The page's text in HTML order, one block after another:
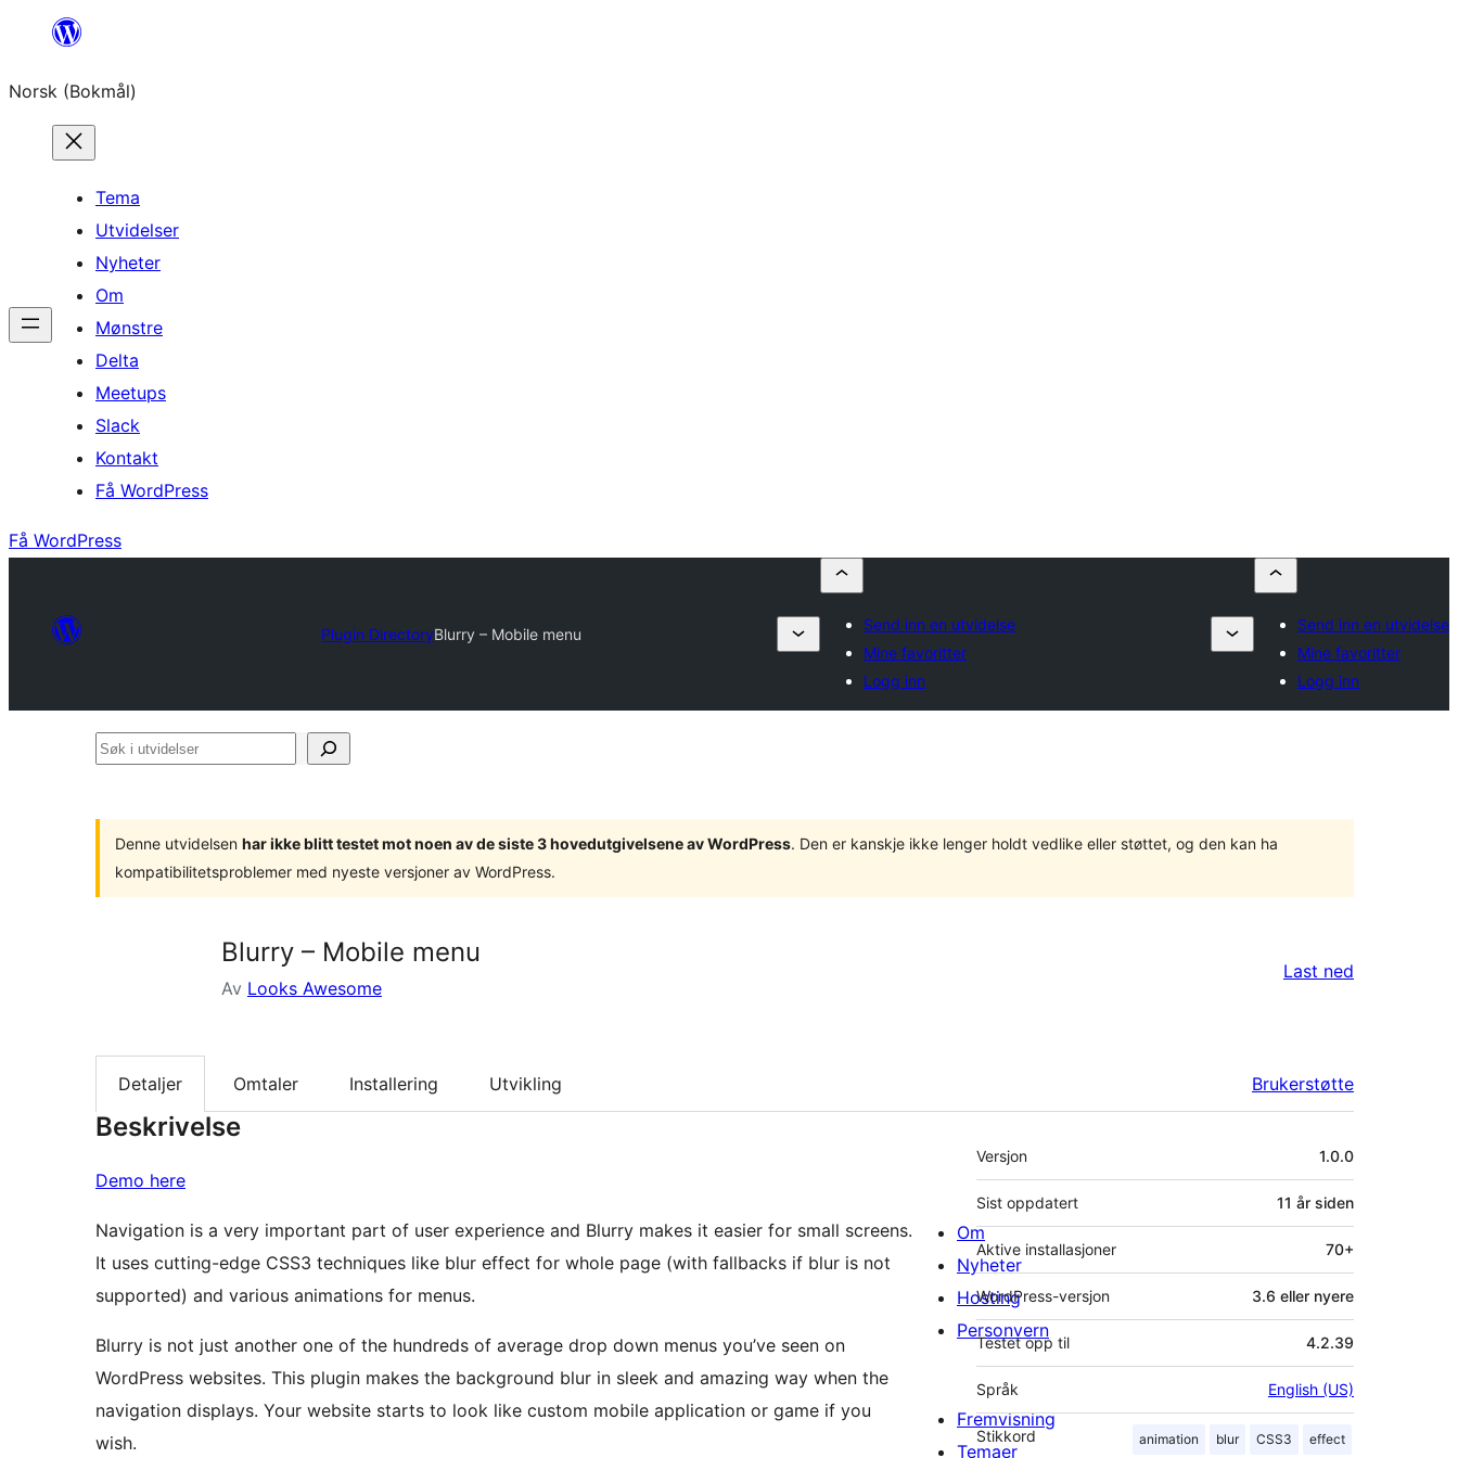
Hopp
innhold
Norsk (Bokmål)
Tema
Utvidelser
Nyheter
Om
Mønstre
Delta
Meetups
Slack
Kontakt
Få WordPress
Få WordPress
Plugin DirectoryBlurry – Mobile menu
Send inn en utvidelse
Mine favoritter
Logg inn
Send inn en utvidelse
Mine favoritter
Logg inn
Søk
Denne utvidelsen har ikke blitt testet mot noen av de siste 3 hovedutgivelsene av WordPress. Den er kanskje ikke lenger holdt vedlike eller støttet, og den kan ha
kompatibilitetsproblemer med nyeste versjoner av WordPress.
Blurry – Mobile menu
Av Looks Awesome
Last ned
Detaljer Omtaler Installering Utvikling Brukerstøtte
Beskrivelse
Demo here
Navigation is a very important part of user experience and Blurry makes it easier for small screens.
It uses cutting-edge CSS3 techniques like blur effect for whole page (with fallbacks if blur is not
supported) and various animations for menus.
Blurry is not just another one of the hundreds of average drop down menus you’ve seen on
WordPress websites. This plugin makes the background blur in sleek and amazing way when the
navigation displays. Your website starts to look like custom mobile application or game if you
wish.
Meta
Versjon 1.0.0
Sist oppdatert 11 år siden
Aktive installasjoner 70+
WordPress-versjon 3.6 eller nyere
Testet opp til 4.2.39
Språk English (US)
Stikkord animation blur CSS3 effect
Om
Nyheter
Hosting
Personvern
Fremvisning
Temaer